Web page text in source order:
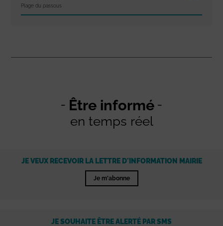
Plage du passous
Être informé
en temps réel
JE VEUX RECEVOIR LA LETTRE D'INFORMATION MAIRIE
Je m'abonne
JE SOUHAITE ÊTRE ALERTÉ PAR SMS